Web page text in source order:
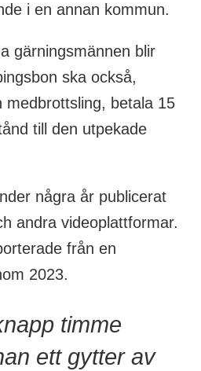
i en annan kommun.
gärningsmännen blir
ska också,
medbrottsling, betala 15
till den utpekade
några år publicerat
andra videoplattformar.
från en
2023.
timme
ett gytter av